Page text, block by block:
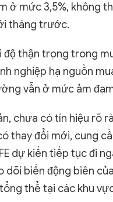
ở mức 3,5%, không
tháng trước.
thận trọng trong
nghiệp hạ nguồn
vẫn ở mức ảm
chưa có tín hiệu rõ
thay đổi mới, cung
dự kiến tiếp tục đi
dõi biến động biên
thể tại các khu